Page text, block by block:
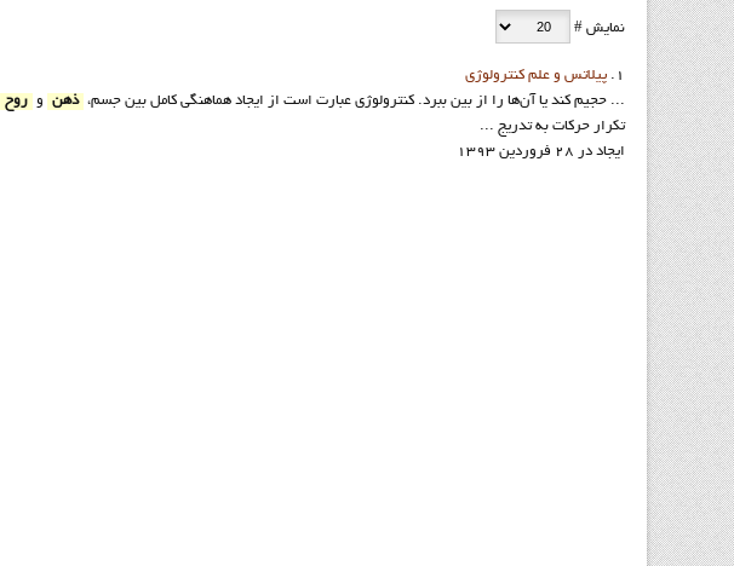
نمایش #
1.
پيلاتس و علم کنترولوژي
... حجيم كند يا آن‌ها را از بين ببرد. كنترولوژي عبارت است از ايجاد هماهنگي كامل بين جسم، ذهن و روح
تكرار حركات به تدريج ...
ایجاد در 28 فروردين 1393